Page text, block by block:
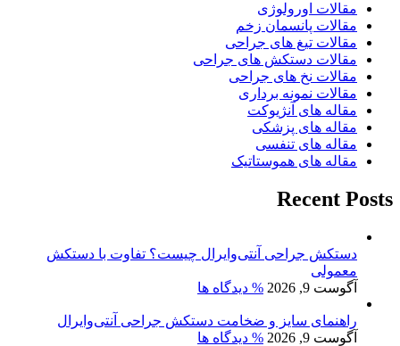
مقالات اورولوژی
مقالات پانسمان زخم
مقالات تیغ های جراحی
مقالات دستکش های جراحی
مقالات نخ های جراحی
مقالات نمونه برداری
مقاله های آنژیوکت
مقاله های پزشکی
مقاله های تنفسی
مقاله های هموستاتیک
Recent Posts
دستکش جراحی آنتی‌وایرال چیست؟ تفاوت با دستکش
معمولی
آگوست 9, 2026
% دیدگاه ها
راهنمای سایز و ضخامت دستکش جراحی آنتی‌وایرال
آگوست 9, 2026
% دیدگاه ها